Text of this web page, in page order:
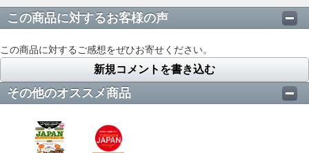
この商品に対するお客様の声
この商品に対するご感想をぜひお寄せください。
新規コメントを書き込む
その他のオススメ商品